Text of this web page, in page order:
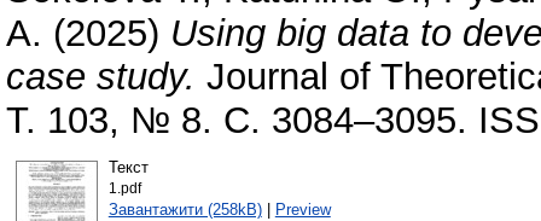
A. (2025) Using big data to
case study. Journal of
Т. 103, № 8. С. 3084–3095.
Текст
1.pdf
Завантажити (258kB)| Preview